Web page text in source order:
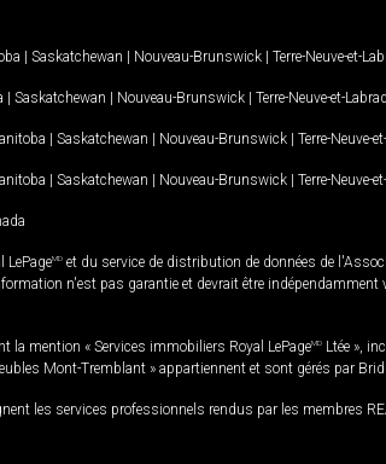
| Saskatchewan | Nouveau-Brunswick | Terre-Neuve-et-
| Saskatchewan | Nouveau-Brunswick | Terre-Neuve-et-
| Saskatchewan | Nouveau-Brunswick | Terre-Neuve-
| Saskatchewan | Nouveau-Brunswick | Terre-Neuve-
MD et du service de distribution de données de
n'est pas garantie et devrait être
la mention « Services immobiliers Royal LePageMD Ltée »,
Mont-Tremblant » appartiennent et sont gérés par
les services professionnels rendus par les membres